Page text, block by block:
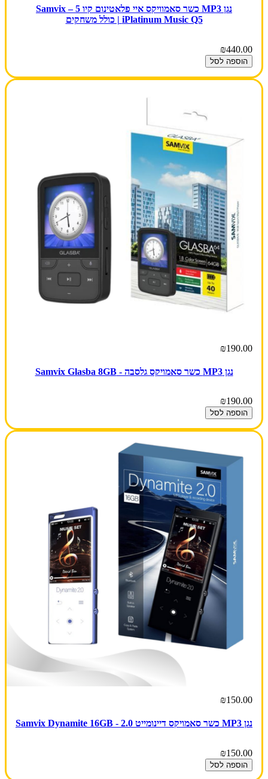
נגן MP3 כשר סאמוויקס איי פלאטינום קיו 5 – Samvix
iPlatinum Music Q5 | כולל משחקים
₪440.00
הוספה לסל
₪190.00
נגן MP3 כשר סאמויקס גלסבה - Samvix Glasba 8GB
₪190.00
הוספה לסל
₪150.00
נגן MP3 כשר סאמויקס דיינומייט 2.0 - Samvix Dynamite 16GB
₪150.00
הוספה לסל